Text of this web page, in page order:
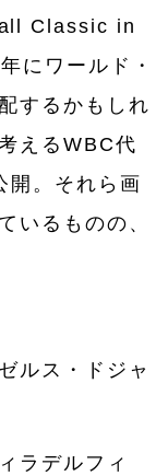
Classic in
にワールド・
するかもしれ
えるWBC代
開。それら画
いるものの、
ルス・ドジャ
ラデルフィ